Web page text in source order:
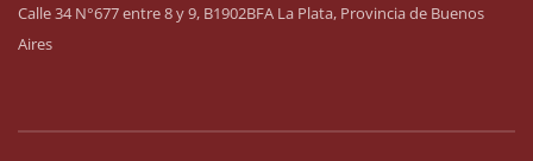
Calle 34 N°677 entre 8 y 9, B1902BFA La Plata, Provincia de Buenos
Aires